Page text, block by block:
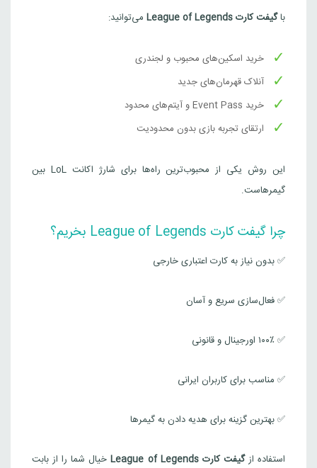
باگیفت کارت League of Legends می‌توانید:
خرید اسکین‌های محبوب و لجندری
آنلاک قهرمان‌های جدید
خرید Event Pass و آیتم‌های محدود
ارتقای تجربه بازی بدون محدودیت
این روش یکی از محبوب‌ترین راه‌ها برای شارژ اکانت LoL بین
گیمرهاست.
چرا گیفت کارت League of Legends بخریم؟
✅ بدون نیاز به کارت اعتباری خارجی
✅ فعال‌سازی سریع و آسان
✅ ۱۰۰٪ اورجینال و قانونی
✅ مناسب برای کاربران ایرانی
✅ بهترین گزینه برای هدیه دادن به گیمرها
استفاده ازگیفت کارت League of Legends
خیال شما را از بابت